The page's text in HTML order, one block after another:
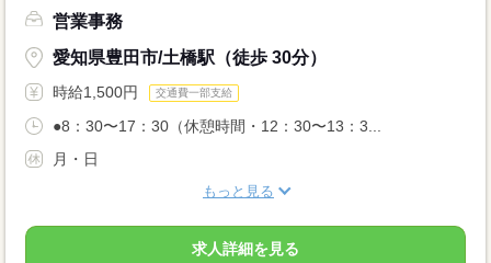
営業事務
愛知県豊田市/土橋駅（徒歩 30分）
時給1,500円 交通費一部支給
●8：30〜17：30（休憩時間・12：30〜13：3...
月・日
もっと見る
求人詳細を見る